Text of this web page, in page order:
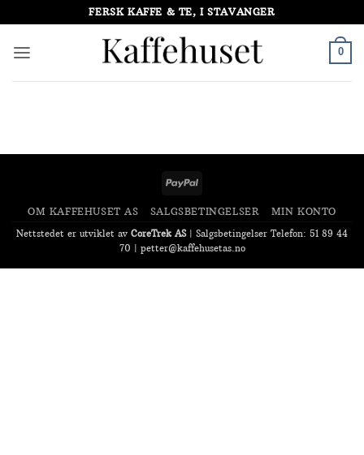
to
content
FERSK KAFFE & TE, I STAVANGER
0
PayPal
OM KAFFEHUSET AS SALGSBETINGELSER MIN KONTO
Nettstedet er utviklet av CoreTrek AS| Salgsbetingelser Telefon: 51 89 44
70 | petter@kaffehusetas.no